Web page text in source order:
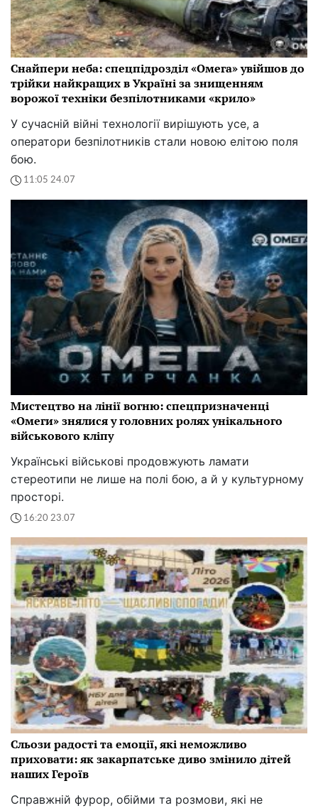
Снайпери неба: спецпідрозділ «Омега» увійшов до
трійки найкращих в Україні за знищенням
ворожої техніки безпілотниками «крило»
У сучасній війні технології вирішують усе, а
оператори безпілотників стали новою елітою поля
бою.
11:05 24.07
Мистецтво на лінії вогню: спецпризначенці
«Омеги» знялися у головних ролях унікального
військового кліпу
Українські військові продовжують ламати
стереотипи не лише на полі бою, а й у культурному
просторі.
16:20 23.07
Сльози радості та емоції, які неможливо
приховати: як закарпатське диво змінило дітей
наших Героїв
Справжній фурор, обійми та розмови, які не